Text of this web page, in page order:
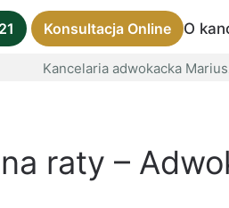
O
Konsultacja Online
Kancelaria adwokacka
raty –